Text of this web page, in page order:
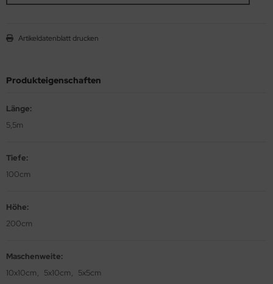
Artikeldatenblatt drucken
Produkteigenschaften
Länge:
5,5m
Tiefe:
100cm
Höhe:
200cm
Maschenweite:
10x10cm
5x10cm 5x5cm